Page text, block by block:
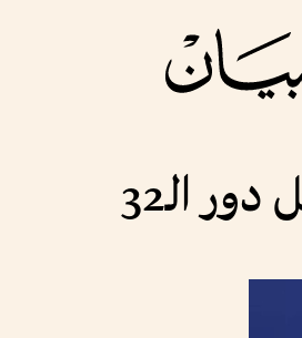
الـ32